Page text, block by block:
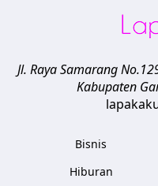
Jl. Raya Samarang
Kabupaten
Bisnis
Hiburan